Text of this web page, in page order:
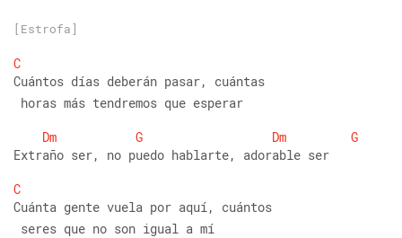
[Estrofa]
C
Cuántos días deberán pasar, cuántas
horas más tendremos que esperar
Dm
G Dm
G
Extraño ser, no puedo hablarte, adorable ser
C
Cuánta gente vuela por aquí, cuántos
seres que no son igual a mí